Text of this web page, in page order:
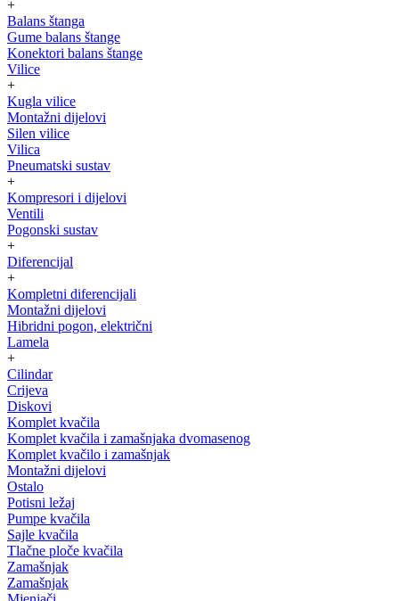
+
Balans štanga
Gume balans štange
Konektori balans štange
Vilice
+
Kugla vilice
Montažni dijelovi
Silen vilice
Vilica
Pneumatski sustav
+
Kompresori i dijelovi
Ventili
Pogonski sustav
+
Diferencijal
+
Kompletni diferencijali
Montažni dijelovi
Hibridni pogon, električni
Lamela
+
Cilindar
Crijeva
Diskovi
Komplet kvačila
Komplet kvačila i zamašnjaka dvomasenog
Komplet kvačilo i zamašnjak
Montažni dijelovi
Ostalo
Potisni ležaj
Pumpe kvačila
Sajle kvačila
Tlačne ploče kvačila
Zamašnjak
Zamašnjak